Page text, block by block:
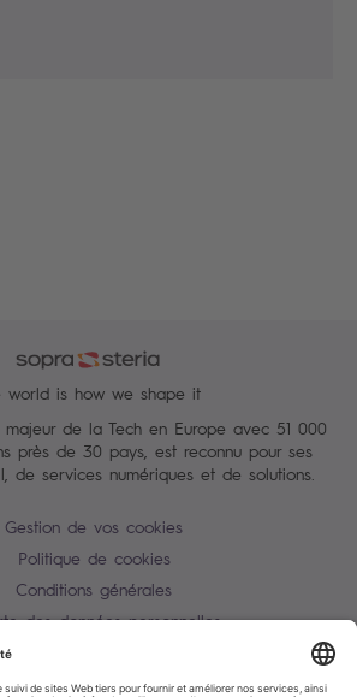
world is how we shape it
majeur de la Tech en Europe avec 51 000
près de 30 pays, est reconnu pour ses
de services numériques et de solutions.
Gestion de vos cookies
Politique de cookies
Conditions générales
des données personnelles
d'escroquerie / usurpation d'identité
Plan du site